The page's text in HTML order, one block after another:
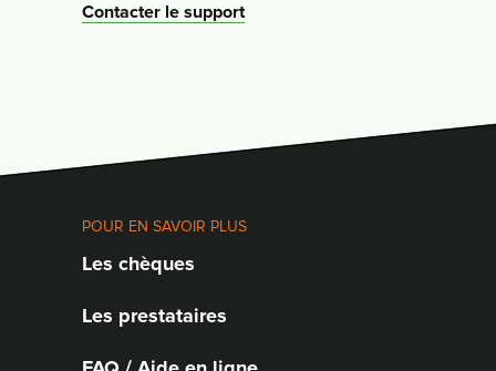
Contacter le support
POUR EN SAVOIR PLUS
Les chèques
Les prestataires